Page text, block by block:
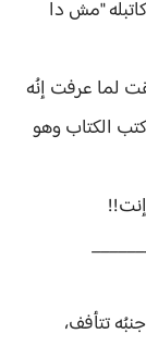
"مش دا
لما عرفت إنُه
الكتاب وهو
تتأفف،